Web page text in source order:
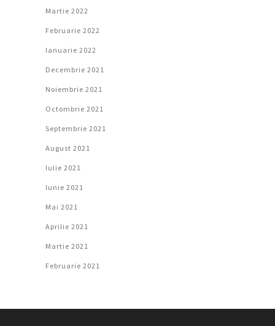
Martie 2022
Februarie 2022
Ianuarie 2022
Decembrie 2021
Noiembrie 2021
Octombrie 2021
Septembrie 2021
August 2021
Iulie 2021
Iunie 2021
Mai 2021
Aprilie 2021
Martie 2021
Februarie 2021